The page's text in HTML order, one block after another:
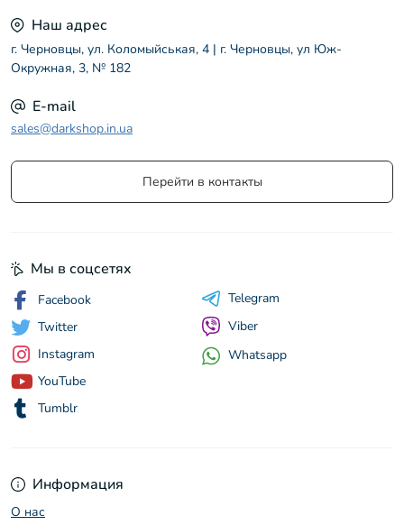
Наш адрес
г. Черновцы, ул. Коломыйськая, 4 | г. Черновцы, ул Юж-
Окружная, 3, № 182
E-mail
sales@darkshop.in.ua
Перейти в контакты
Информация
О нас
Мы в соцсетях
Facebook
Twitter
Instagram
YouTube
Tumblr
Telegram
Viber
Whatsapp